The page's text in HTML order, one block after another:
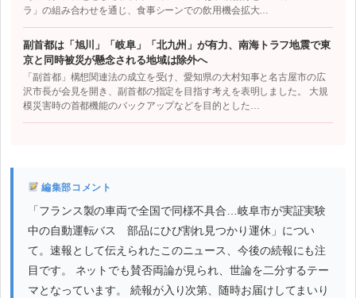
ラ」の組み合わせを通じ、食事シーンでの飲用機会拡大…
副首都は「旭川」「岐阜」「北九州」が有力、南海トラフ地震で東
京と同時被災が懸念される地域は除外へ
「副首都」構想関連法の成立を受け、愛知県の大村知事と名古屋市の広
沢市長が会見を開き、副首都の指定を目指す考えを表明しました。 大規
模災害時の首都機能のバックアップなどを目的とした…
編集部コメント
「フランス製の車両で全国で同様不具合…岐阜市が実証実験
中の自動運転バス 部品にひび割れ見つかり運休」につい
て。速報として伝えられたこのニュース、今後の続報にも注
目です。 ネットでも賛否両論が見られ、世論を二分するテー
マとなっています。 続報が入り次第、随時お届けしてまいり